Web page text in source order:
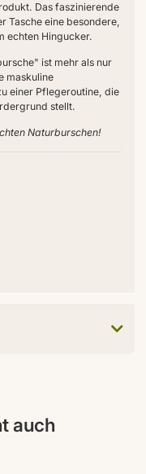
Das faszinierende
Tasche eine besondere,
echten Hingucker.
ist mehr als nur
maskuline
einer Pflegeroutine, die
stellt.
Naturburschen!
auch